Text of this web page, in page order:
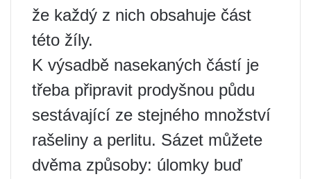
že každý z nich obsahuje část
této žíly.
K výsadbě nasekaných částí je
třeba připravit prodyšnou půdu
sestávající ze stejného množství
rašeliny a perlitu. Sázet můžete
dvěma způsoby: úlomky buď